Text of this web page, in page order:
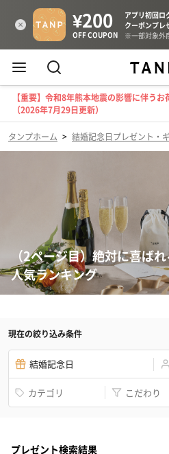
【重要】令和8年熊本地震の影響に伴う
（2026年7月29日更新）
タンプホーム > 結婚記念日プレゼント・
（2ページ目）絶対に喜ば
人気ランキング
現在の絞り込み条件
結婚記念日
カテゴリ こだわり
プレゼント検索結果